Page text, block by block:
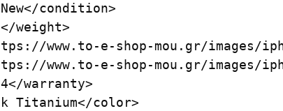
condition>
weight>
www.to-e-shop-mou.gr/images/
www.to-e-shop-mou.gr/images/
warranty>
Titanium</color>